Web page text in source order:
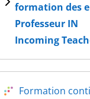
formation des
Professeur IN
Incoming
Formation